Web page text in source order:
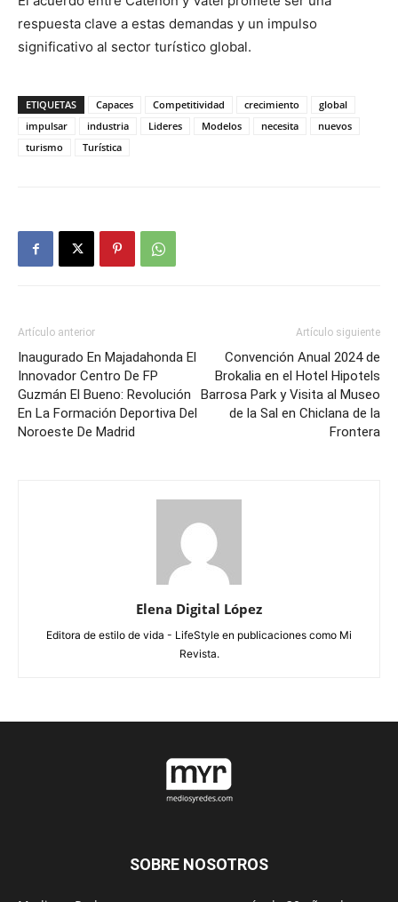
respuesta clave a estas demandas y un impulso
significativo al sector turístico global.
ETIQUETAS Capaces Competitividad crecimiento
global
impulsar
industria Lideres Modelos necesita
nuevos
turismo
Turística
Artículo anterior
Inaugurado En Majadahonda El
Innovador Centro De FP
Guzmán El Bueno: Revolución
En La Formación Deportiva Del
Noroeste De Madrid
Artículo siguiente
Convención Anual 2024 de
Brokalia en el Hotel Hipotels
Barrosa Park y Visita al Museo
de la Sal en Chiclana de la
Frontera
Elena Digital López
Editora de estilo de vida - LifeStyle en publicaciones como Mi
Revista.
SOBRE NOSOTROS